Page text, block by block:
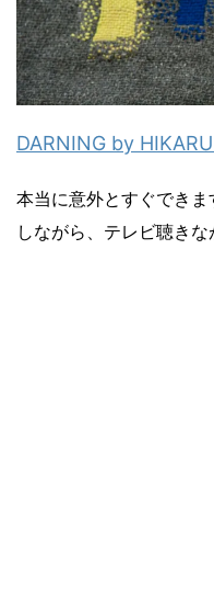
DARNING by
本当に意外とすぐでき
しながら、テレビ聴きな